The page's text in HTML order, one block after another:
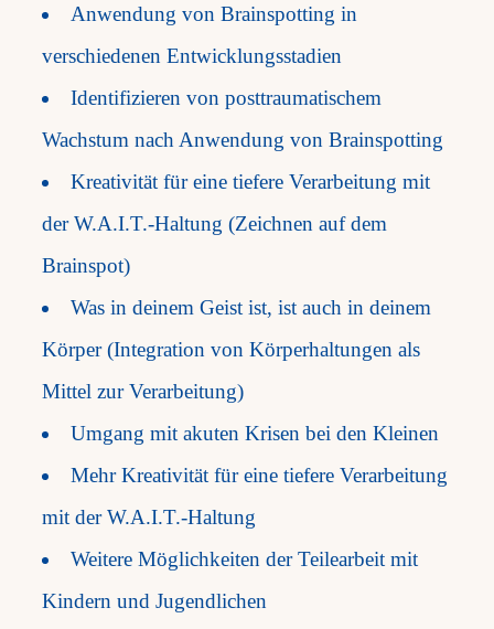
Anwendung von Brainspotting in
verschiedenen Entwicklungsstadien
Identifizieren von posttraumatischem
Wachstum nach Anwendung von Brainspotting
Kreativität für eine tiefere Verarbeitung mit
der W.A.I.T.-Haltung (Zeichnen auf dem
Brainspot)
Was in deinem Geist ist, ist auch in deinem
Körper (Integration von Körperhaltungen als
Mittel zur Verarbeitung)
Umgang mit akuten Krisen bei den Kleinen
Mehr Kreativität für eine tiefere Verarbeitung
mit der W.A.I.T.-Haltung
Weitere Möglichkeiten der Teilearbeit mit
Kindern und Jugendlichen